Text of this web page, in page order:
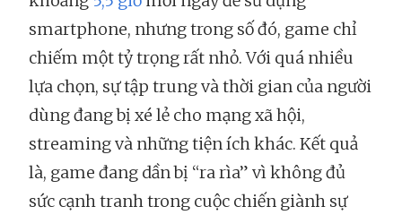
smartphone, nhưng trong số đó, game chỉ
chiếm một tỷ trọng rất nhỏ. Với quá nhiều
lựa chọn, sự tập trung và thời gian của người
dùng đang bị xé lẻ cho mạng xã hội,
streaming và những tiện ích khác. Kết quả
là, game đang dần bị “ra rìa” vì không đủ
sức cạnh tranh trong cuộc chiến giành sự